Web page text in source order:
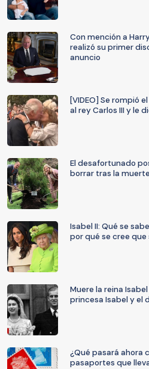
Con mención a
realizó su primer
anuncio
[VIDEO] Se rompió
al rey Carlos III y le
El desafortunado
borrar tras la
Isabel II: Qué se
por qué se cree
Muere la reina
princesa Isabel y el
¿Qué pasará ahora
pasaportes que